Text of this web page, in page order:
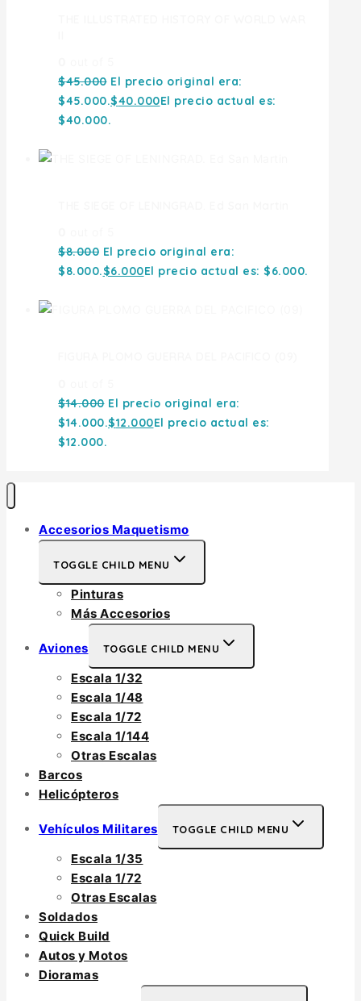
$45.000 El precio original era:
$45.000.$40.000El precio actual es:
$40.000.
$8.000 El precio original era:
$8.000.$6.000El precio actual es: $6.000.
$14.000 El precio original era:
$14.000.$12.000El precio actual es:
$12.000.
Accesorios Maquetismo
TOGGLE CHILD MENU
Pinturas
Más Accesorios
Aviones TOGGLE CHILD MENU
Escala 1/32
Escala 1/48
Escala 1/72
Escala 1/144
Otras Escalas
Barcos
Helicópteros
Vehículos Militares TOGGLE CHILD MENU
Escala 1/35
Escala 1/72
Otras Escalas
Soldados
Quick Build
Autos y Motos
Dioramas